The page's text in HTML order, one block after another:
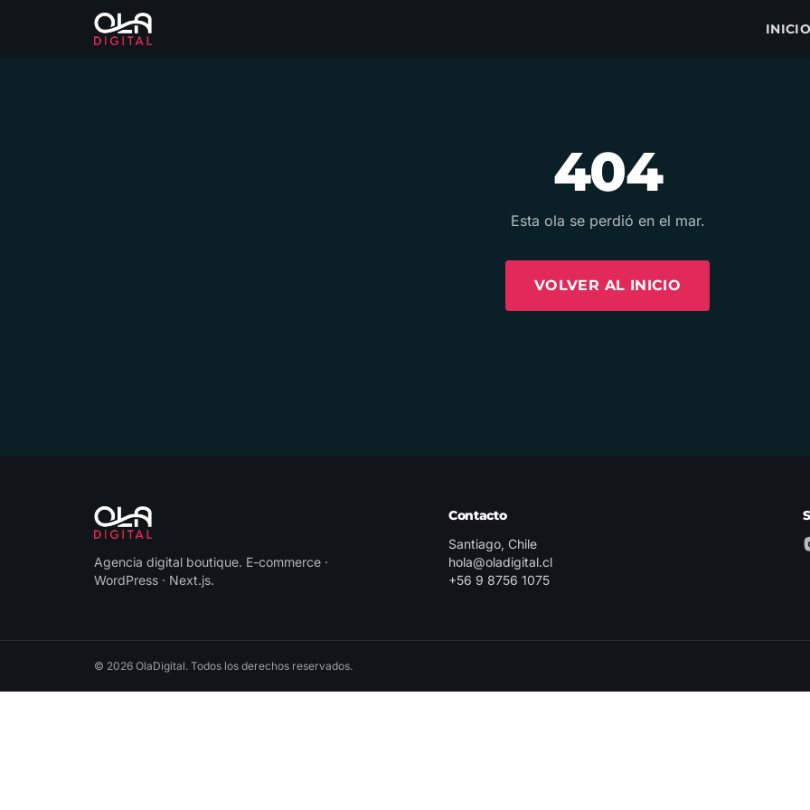
404
Esta ola se perdió en el mar.
VOLVER AL INICIO
Agencia digital boutique. E-commerce ·
WordPress · Next.js.
Contacto
Santiago, Chile
hola@oladigital.cl
+56 9 8756 1075
© 2026 OlaDigital. Todos los derechos reservados.